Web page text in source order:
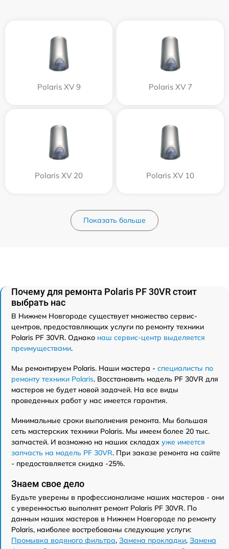
Polaris XV 9 Polaris XV 7
Polaris XV 20 Polaris XV 10
Показать больше
Почему для ремонта Polaris PF 30VR стоит
выбрать нас
В Нижнем Новгороде существует множество сервис-
центров, предоставляющих услуги по ремонту техники
Polaris PF 30VR. Однако наш сервис-центр выделяется
преимуществами.
Мы ремонтируем Polaris. Наши мастера - специалисты по
ремонту техники Polaris. Восстановить модель PF 30VR для
мастеров не будет новой задачей. На все виды
проведенных работ у нас имеется гарантия.
Минимальные сроки выполнения ремонта. Мы большая
сеть мастерских техники Polaris. Мы имеем более 20 тыс.
запчастей. И возможно на наших складах уже имеется
запчасть на модель PF 30VR. При заказе ремонта на сайте
- предоставляется скидка -25%.
Знаем свое дело
Будьте уверены в профессионализме наших мастеров - они
с уверенностью выполнят ремонт Polaris PF 30VR. По
данным наших мастеров в Нижнем Новгороде по ремонту
Polaris, наиболее востребованы следующие услуги:
Промывка водяного фильтра, Замена прокладки, Замена